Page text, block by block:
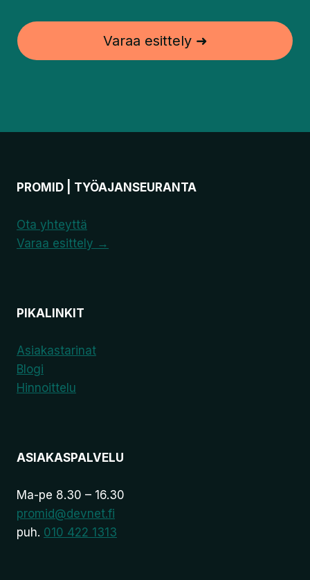
Varaa esittely ➜
PROMID | TYÖAJANSEURANTA
Ota yhteyttä
Varaa esittely →
PIKALINKIT
Asiakastarinat
Blogi
Hinnoittelu
ASIAKASPALVELU
Ma-pe 8.30 – 16.30
promid@devnet.fi
puh. 010 422 1313